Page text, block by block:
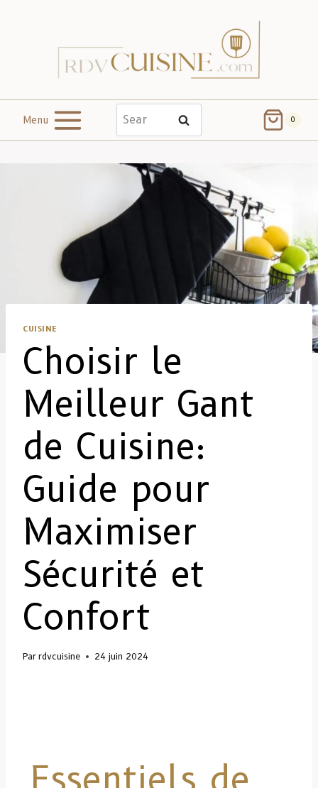
Menu Search 0
CUISINE
Choisir le
Meilleur Gant
de Cuisine:
Guide pour
Maximiser
Sécurité et
Confort
Par rdvcuisine 24 juin 2024